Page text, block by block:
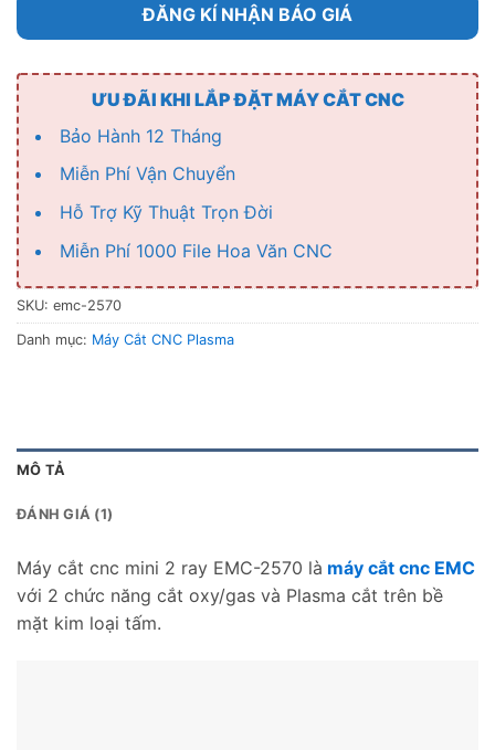
ĐĂNG KÍ NHẬN BÁO GIÁ
ƯU ĐÃI KHI LẮP ĐẶT MÁY CẮT CNC
Bảo Hành 12 Tháng
Miễn Phí Vận Chuyển
Hỗ Trợ Kỹ Thuật Trọn Đời
Miễn Phí 1000 File Hoa Văn CNC
SKU: emc-2570
Danh mục: Máy Cắt CNC Plasma
MÔ TẢ
ĐÁNH GIÁ (1)
Máy cắt cnc mini 2 ray EMC-2570 là máy cắt cnc EMC
với 2 chức năng cắt oxy/gas và Plasma cắt trên bề
mặt kim loại tấm.